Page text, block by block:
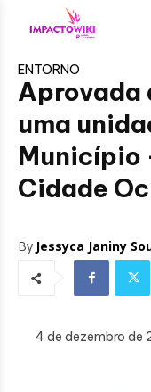
ENTORNO
Aprovada
uma
Município
Cidade
By Jessyca Janiny
4 de dezembro de